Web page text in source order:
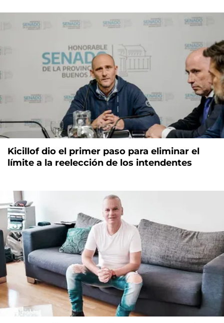
Kicillof dio el primer paso para eliminar el
límite a la reelección de los intendentes